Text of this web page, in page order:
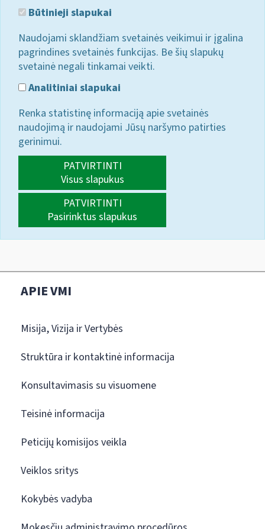
Būtinieji slapukai
Naudojami sklandžiam svetainės veikimui ir įgalina
pagrindines svetainės funkcijas. Be šių slapukų
svetainė negali tinkamai veikti.
Analitiniai slapukai
Renka statistinę informaciją apie svetainės
naudojimą ir naudojami Jūsų naršymo patirties
gerinimui.
PATVIRTINTI
Visus slapukus
PATVIRTINTI
Pasirinktus slapukus
APIE VMI
Misija, Vizija ir Vertybės
Struktūra ir kontaktinė informacija
Konsultavimasis su visuomene
Teisinė informacija
Peticijų komisijos veikla
Veiklos sritys
Kokybės vadyba